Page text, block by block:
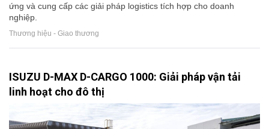
ứng và cung cấp các giải pháp logistics tích hợp cho doanh
nghiệp.
Thương hiệu - Giao thương
ISUZU D-MAX D-CARGO 1000: Giải pháp vận tải
linh hoạt cho đô thị